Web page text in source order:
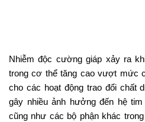
Nhiễm độc cường giáp xảy ra
trong cơ thể tăng cao vượt mức
cho các hoạt động trao đổi chất
gây nhiều ảnh hưởng đến hệ
cũng như các bộ phận khác